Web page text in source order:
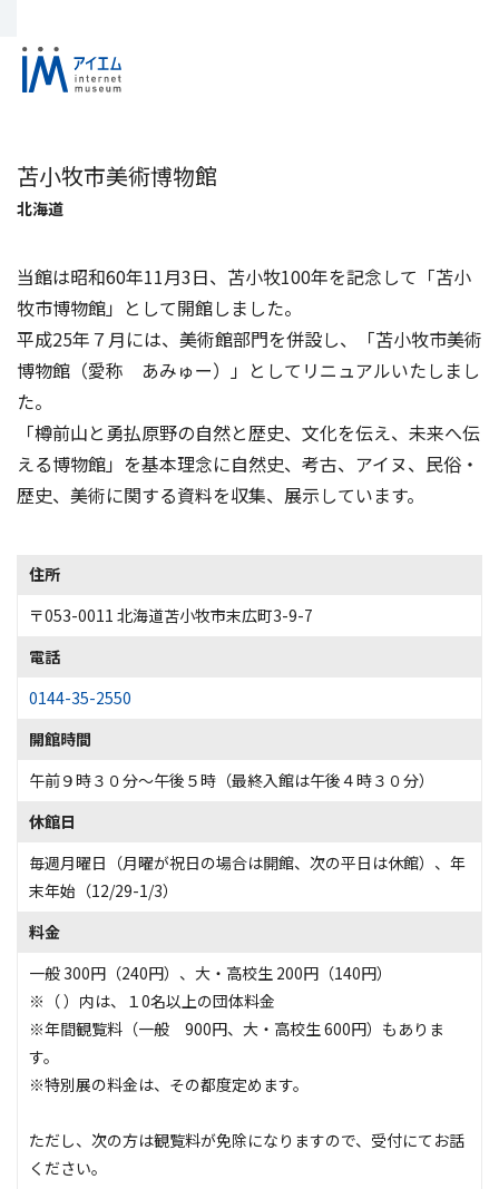
苫小牧市美術博物館
北海道
当館は昭和60年11月3日、苫小牧100年を記念して「苫小
牧市博物館」として開館しました。
平成25年７月には、美術館部門を併設し、「苫小牧市美術
博物館（愛称 あみゅー）」としてリニュアルいたしまし
た。
「樽前山と勇払原野の自然と歴史、文化を伝え、未来へ伝
える博物館」を基本理念に自然史、考古、アイヌ、民俗・
住所
〒053-0011 北海道苫小牧市末広町3-9-7
電話
0144-35-2550
開館時間
午前９時３０分～午後５時（最終入館は午後４時３０分）
休館日
毎週月曜日（月曜が祝日の場合は開館、次の平日は休館）、年
末年始（12/29-1/3）
料金
一般 300円（240円）、大・高校生 200円（140円）
※（ ）内は、１0名以上の団体料金
※年間観覧料（一般 900円、大・高校生 600円）もありま
す。
※特別展の料金は、その都度定めます。
ただし、次の方は観覧料が免除になりますので、受付にてお話
ください。